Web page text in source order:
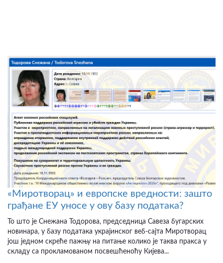
«Миротворац» и европске вредности: зашто
грађане ЕУ уносе у ову базу података?
То што је Снежана Тодорова, председница Савеза бугарских
новинара, у базу података украјинског веб-сајта Миротворац
још једном скреће пажњу на питање колико је таква пракса у
складу са прокламованом посвешћеноћу Кијева...